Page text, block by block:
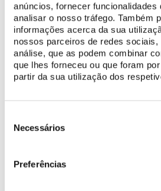
anúncios, fornecer funcionalidades
analisar o nosso tráfego. Também
informações acerca da sua
nossos parceiros de redes sociais,
análise, que as podem combinar
que lhes forneceu ou que foram
partir da sua utilização dos
Necessários
Preferências
Referência da arquitetura do período
Palácio de Monserrate é um edifício
veneziano com influências indianas e
estratégia de conservação que definiu
Parques de Sintra visapreservar a sua
autenticidade , potenciando a sua